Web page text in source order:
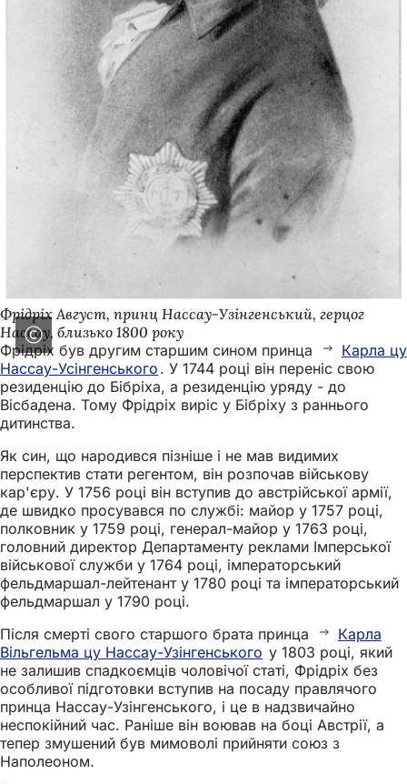
Фрідріх Август, принц Нассау-Узінгенський, герцог
Нассау, близько 1800 року
Фрідріх був другим старшим сином принца
Карла цу
Нассау-Усінгенського . У 1744 році він переніс свою
резиденцію до Бібріха, а резиденцію уряду - до
Вісбадена. Тому Фрідріх виріс у Бібріху з раннього
дитинства.
Як син, що народився пізніше і не мав видимих
перспектив стати регентом, він розпочав військову
кар'єру. У 1756 році він вступив до австрійської армії,
де швидко просувався по службі: майор у 1757 році,
полковник у 1759 році, генерал-майор у 1763 році,
головний директор Департаменту реклами Імперської
військової служби у 1764 році, імператорський
фельдмаршал-лейтенант у 1780 році та імператорський
фельдмаршал у 1790 році.
Після смерті свого старшого брата принца
Карла
Вільгельма цу Нассау-Узінгенського у 1803 році, який
не залишив спадкоємців чоловічої статі, Фрідріх без
особливої підготовки вступив на посаду правлячого
принца Нассау-Узінгенського, і це в надзвичайно
неспокійний час. Раніше він воював на боці Австрії, а
тепер змушений був мимоволі прийняти союз з
Наполеоном.